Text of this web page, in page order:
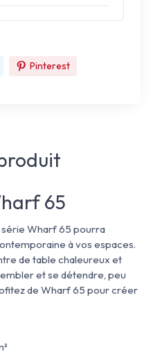
Pinterest
65
série Wharf 65 pourra
à vos espaces.
de table chaleureux et
et se détendre, peu
de Wharf 65 pour créer